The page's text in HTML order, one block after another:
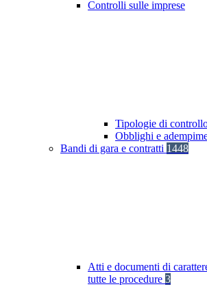
Controlli sulle imprese
Tipologie di
Obblighi e
Bandi di gara e contratti 1448
Atti e documenti di
tutte le procedure 3